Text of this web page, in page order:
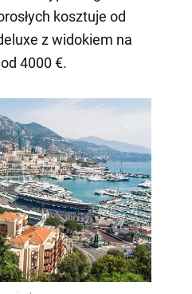
kosztuje od
z widokiem na
4000 €.